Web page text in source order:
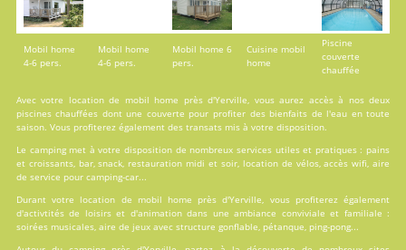
Mobil home
4-6 pers.
Mobil home
4-6 pers.
Mobil home 6
pers.
Cuisine mobil
home
Piscine
couverte
chauffée
Avec votre location de mobil home près d'Yerville, vous aurez accès à nos deux
piscineschauffées dont une couverte pour profiter des bienfaits de l'eau en toute
saison. Vous profiterez également des transats mis à votre disposition.
Le camping met à votre disposition de nombreux servicesutiles et pratiques : pains
et croissants, bar, snack, restauration midi et soir, location de vélos, accès wifi, aire
de service pour camping-car...
Durant votre location de mobil home près d'Yerville, vous profiterez également
d'activtitésde loisirs et d'animation dans une ambiance conviviale et familiale :
soirées musicales, aire de jeux avec structure gonflable, pétanque, ping-pong...